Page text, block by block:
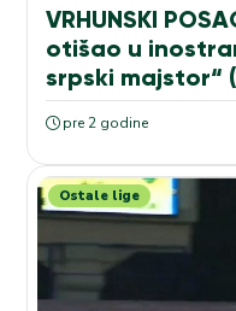
VRHUNSKI
otišao u
srpski majstor“
pre 2 godine
Ostale lige